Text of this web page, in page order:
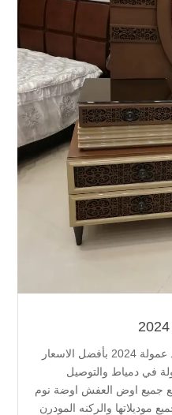
تصنيع وتفصيل عفش عريس جديد عمولة 2024 بأفضل الاسعار
في دمياط والتوصيل
جميع اوض العفش اوضة نوم
موديلاتها والركنه المودرن